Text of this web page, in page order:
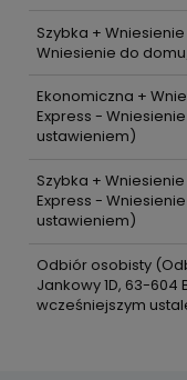
Szybka + Wniesienie
Wniesienie do
Ekonomiczna +
Express -
ustawieniem)
Szybka +
Express -
ustawieniem)
Odbiór osobisty
Jankowy 1D, 63-604
wcześniejszym